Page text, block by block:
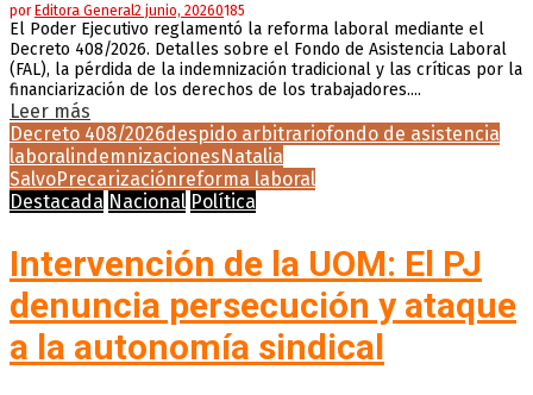
porEditora General2 junio, 20260185
El Poder Ejecutivo reglamentó la reforma laboral mediante el
Decreto 408/2026. Detalles sobre el Fondo de Asistencia Laboral
(FAL), la pérdida de la indemnización tradicional y las críticas por la
financiarización de los derechos de los trabajadores....
Leer más
Decreto 408/2026despido arbitrariofondo de asistencia
laboralindemnizacionesNatalia
SalvoPrecarizaciónreforma laboral
Destacada Nacional Política
Intervención de la UOM: El PJ
denuncia persecución y ataque
a la autonomía sindical